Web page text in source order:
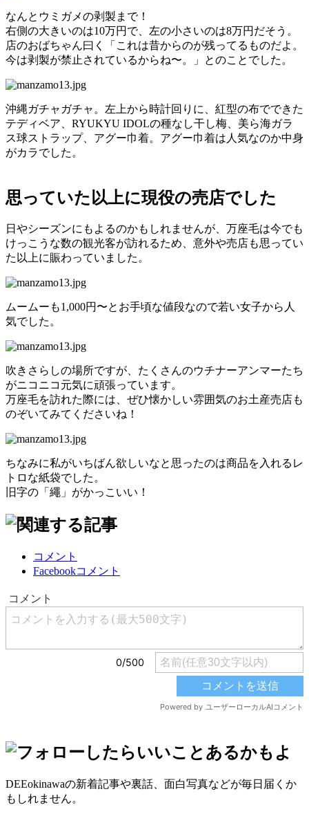
なんとウミガメの剥製まで！
右側の大きいのは10万円で、左の小さいのは8万円だそう。
店のおばちゃん曰く「これは昔からのが残ってるものだよ。
今は剥製が禁止されているからね〜。」とのことでした。
沖縄ガチャガチャ。左上から時計回りに、紅型の布でできた
テディベア、RYUKYU IDOLの種なし干し梅、美ら海ガラ
ス球ストラップ、アグー巾着。アグー巾着は人気なのか中身
がカラでした。
思っていた以上に現役の売店でした
日やシーズンにもよるのかもしれませんが、万座毛は今でも
けっこうな数の観光客が訪れるため、意外や売店も思ってい
た以上に賑わっていました。
ムームーも1,000円〜とお手頃な値段なので若い女子から人
気でした。
吹きさらしの場所ですが、たくさんのウチナーアンマーたち
がニコニコ元気に頑張っています。
万座毛を訪れた際には、ぜひ懐かしい雰囲気のお土産売店も
のぞいてみてくださいね！
ちなみに私がいちばん欲しいなと思ったのは商品を入れるレ
トロな紙袋でした。
旧字の「繩」がかっこいい！
コメント
Facebookコメント
DEEokinawaの新着記事や裏話、面白写真などが毎日届くか
もしれません。